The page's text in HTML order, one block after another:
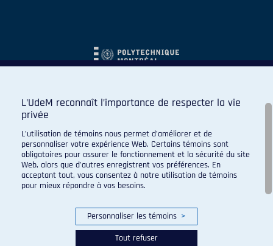
L’UdeM reconnaît l’importance de respecter la vie
privée
L’utilisation de témoins nous permet d’améliorer et de
personnaliser votre expérience Web. Certains témoins sont
obligatoires pour assurer le fonctionnement et la sécurité du site
Web, alors que d’autres enregistrent vos préférences. En
acceptant tout, vous consentez à notre utilisation de témoins
pour mieux répondre à vos besoins.
Personnaliser les témoins >
Tout refuser